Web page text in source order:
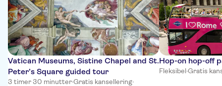
Vatican Museums, Sistine Chapel and St.
Peter’s Square guided tour
3 timer 30 minutter·Gratis kansellering·
Hop-on hop-off
Fleksibel·Gratis